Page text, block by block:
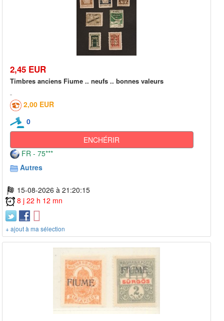
2,45 EUR
Timbres anciens Fiume .. neufs .. bonnes valeurs
2,00 EUR
0
ENCHÉRIR
FR - 75***
Autres
15-08-2026 à 21:20:15
8 j 22 h 12 mn
+ ajout à ma sélection